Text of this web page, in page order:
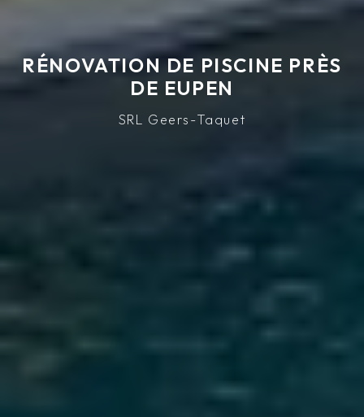
RÉNOVATION DE PISCINE PRÈS
DE EUPEN
SRL Geers-Taquet